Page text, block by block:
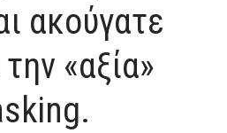
ακούγατε
«αξία»